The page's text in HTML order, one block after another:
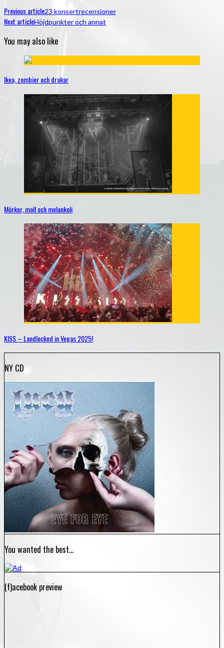
Previous article23 konsertrecensioner
Next articleHöjdpunkter och annat
You may also like
Ikea, zombier och drakar
Mörker, moll och melankoli
KISS – Landlocked in Vegas 2025!
NY CD
You wanted the best…
(f)acebook preview